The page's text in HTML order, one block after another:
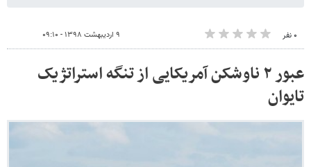
۰ نفر ۹ اردیبهشت ۱۳۹۸ - ۰۹:۱۰
عبور ۲ ناوشکن‌ آمریکایی از تنگه استراتژیک
تایوان